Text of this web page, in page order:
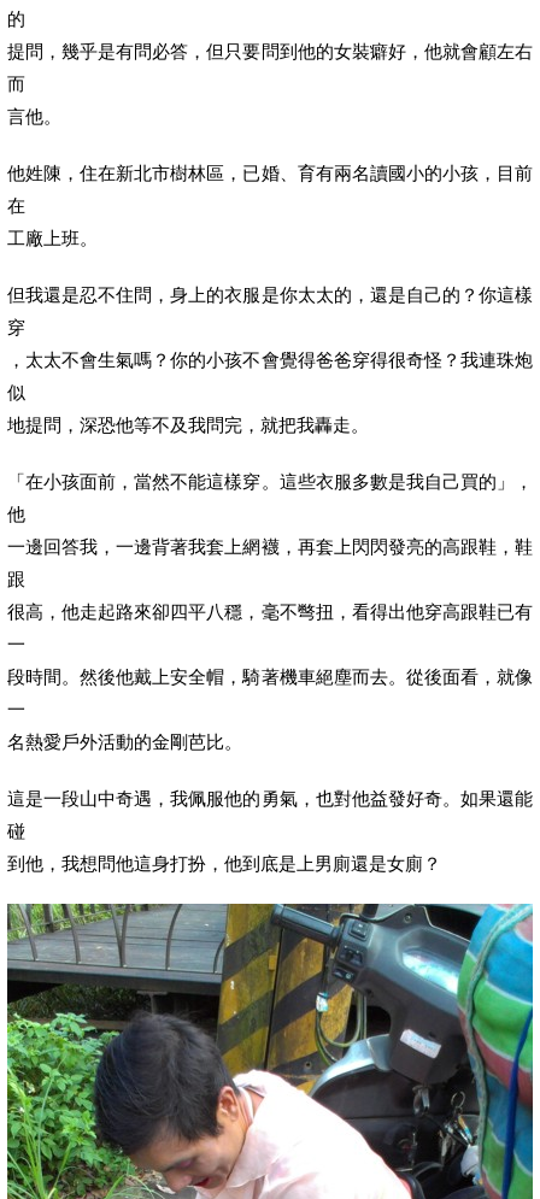
的
提問，幾乎是有問必答，但只要問到他的女裝癖好，他就會顧左右
而
言他。
他姓陳，住在新北市樹林區，已婚、育有兩名讀國小的小孩，目前
在
工廠上班。
但我還是忍不住問，身上的衣服是你太太的，還是自己的？你這樣
穿
，太太不會生氣嗎？你的小孩不會覺得爸爸穿得很奇怪？我連珠炮
似
地提問，深恐他等不及我問完，就把我轟走。
「在小孩面前，當然不能這樣穿。這些衣服多數是我自己買的」，
他
一邊回答我，一邊背著我套上網襪，再套上閃閃發亮的高跟鞋，鞋
跟
很高，他走起路來卻四平八穩，毫不彆扭，看得出他穿高跟鞋已有
一
段時間。然後他戴上安全帽，騎著機車絕塵而去。從後面看，就像
一
名熱愛戶外活動的金剛芭比。
這是一段山中奇遇，我佩服他的勇氣，也對他益發好奇。如果還能
碰
到他，我想問他這身打扮，他到底是上男廁還是女廁？